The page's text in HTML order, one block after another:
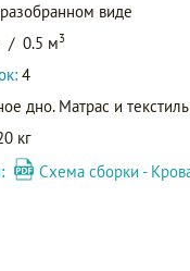
виде
/ 0.5 м3
4
дно. Матрас и
кг
Схема сборки -